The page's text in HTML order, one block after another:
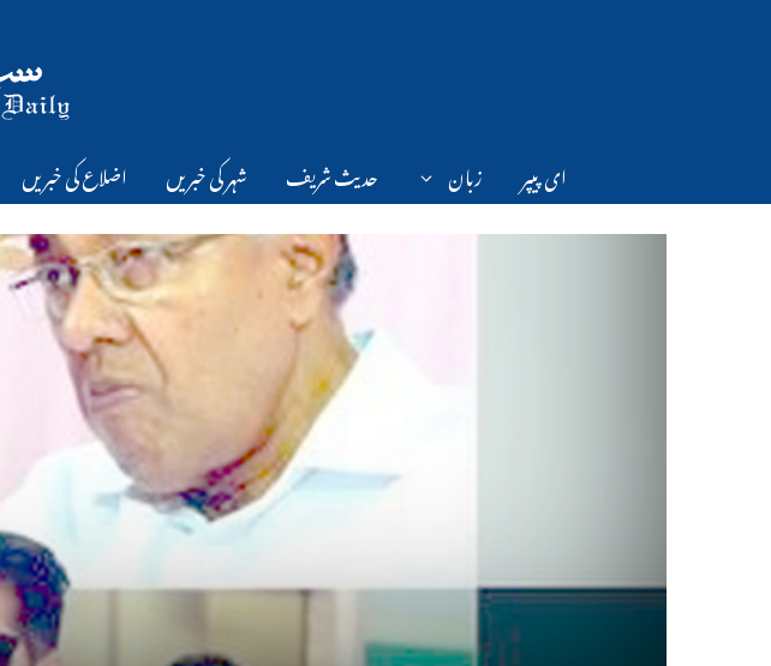
ای پیپر زبان حدیث شریف شہر کی خبریں اضلاع کی خبریں